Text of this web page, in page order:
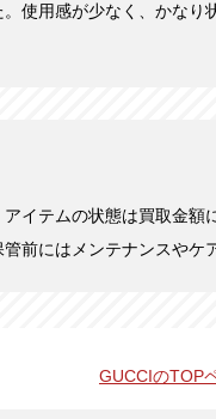
使用感が少なく、かな
イテムの状態は買取金
前にはメンテナンスやケ
GUCCIのTOP